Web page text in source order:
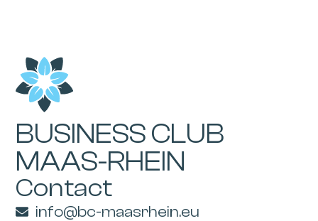
BUSINESS CLUB
MAAS-RHEIN
Contact
info@bc-maasrhein.eu